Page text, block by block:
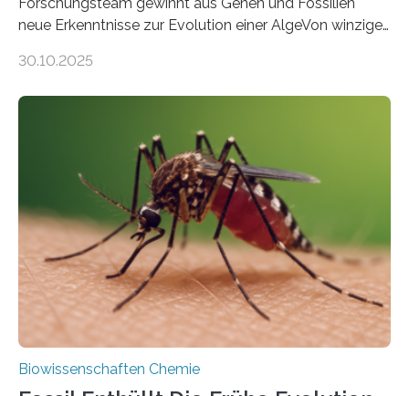
Forschungsteam gewinnt aus Genen und Fossilien
neue Erkenntnisse zur Evolution einer AlgeVon winzigen
Landpflanzen zählen zu den komplexesten
Grünalgen, die vor Hunderten von Millionen Jahren
lebten. Unter den Vorfahren sticht eine Gruppe heraus,
die noch heute in der Natur vorkommt: die
Süßwasseralge Coleochaetophyceae. Einige Arten
dieser Gruppe bilden aus Zellfäden dichte Geflechte
mit scheibenförmiger Gestalt. Was auffällig ist: Die
nächsten…
30.10.2025
Biowissenschaften Chemie